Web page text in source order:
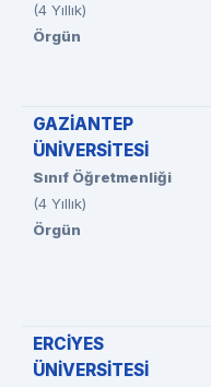
(4 Yıllık)
Örgün
GAZİANTEP
ÜNİVERSİTESİ
Sınıf Öğretmenliği
(4 Yıllık)
Örgün
ERCİYES
ÜNİVERSİTESİ